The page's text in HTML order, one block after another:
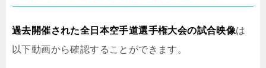
過去開催された全日本空手道選手権大会の試合映像は
以下動画から確認することができます。